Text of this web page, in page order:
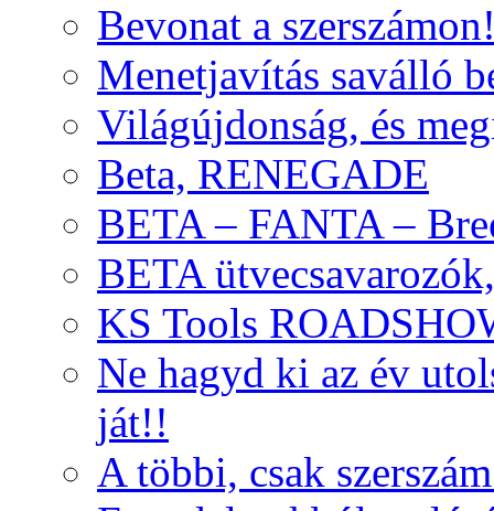
Bevonat a
Menetjavítás saválló
Világújdonság, és
Beta, RENEGADE
BETA – FANTA –
BETA
KS Tools
Ne hagyd ki az év
ját!!
A többi, csak